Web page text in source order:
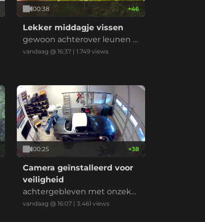
00:38 +46
Lekker middagje vissen
gewoon achterover leunen e
n kijken of ze bijten
vandaag @ 16:37 |1.749 views
00:25 +38
Camera geïnstalleerd voor
veiligheid
achtergebleven met onzeke
rheid
vandaag @ 16:07 |3.461 views